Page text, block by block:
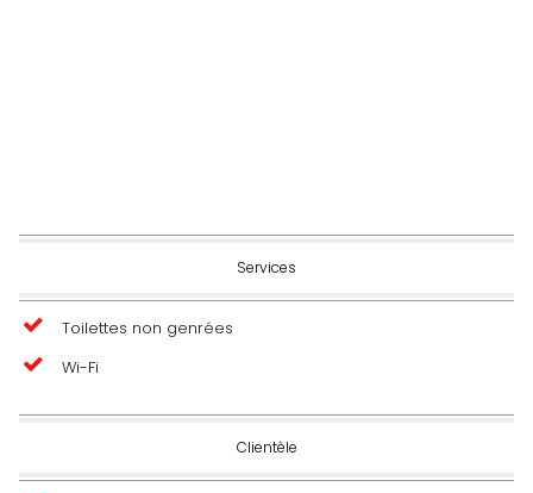
Services
Toilettes non genrées
Wi-Fi
Clientèle